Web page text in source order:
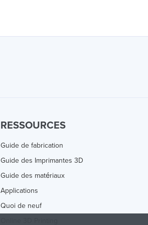
RESSOURCES
Guide de fabrication
Guide des Imprimantes 3D
Guide des matériaux
Applications
Quoi de neuf